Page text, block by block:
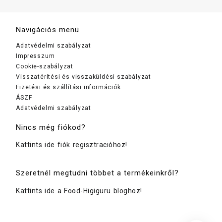
Navigációs menü
Adatvédelmi szabályzat
Impresszum
Cookie-szabályzat
Visszatérítési és visszaküldési szabályzat
Fizetési és szállítási információk
ÁSZF
Adatvédelmi szabályzat
Nincs még fiókod?
Kattints ide fiók regisztracióhoz!
Szeretnél megtudni többet a termékeinkről?
Kattints ide a Food-Higiguru bloghoz!